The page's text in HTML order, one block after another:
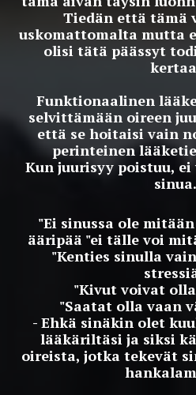
Tiedän että tämä
uskomattomalta mutta
olisi tätä päässyt
Funktionaalinen
selvittämään oireen
että se hoitaisi vain
perinteinen
Kun juurisyy poistuu,
sinua.
"Ei sinussa ole
ääripää "ei tälle voi
"Kenties sinulla
"Kivut voivat
"Saatat olla vaan
- Ehkä sinäkin olet
lääkäriltäsi ja siksi
oireista, jotka tekevät